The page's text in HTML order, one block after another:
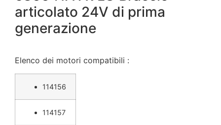
articolato 24V di prima
generazione
Elenco dei motori compatibili :
114156
114157